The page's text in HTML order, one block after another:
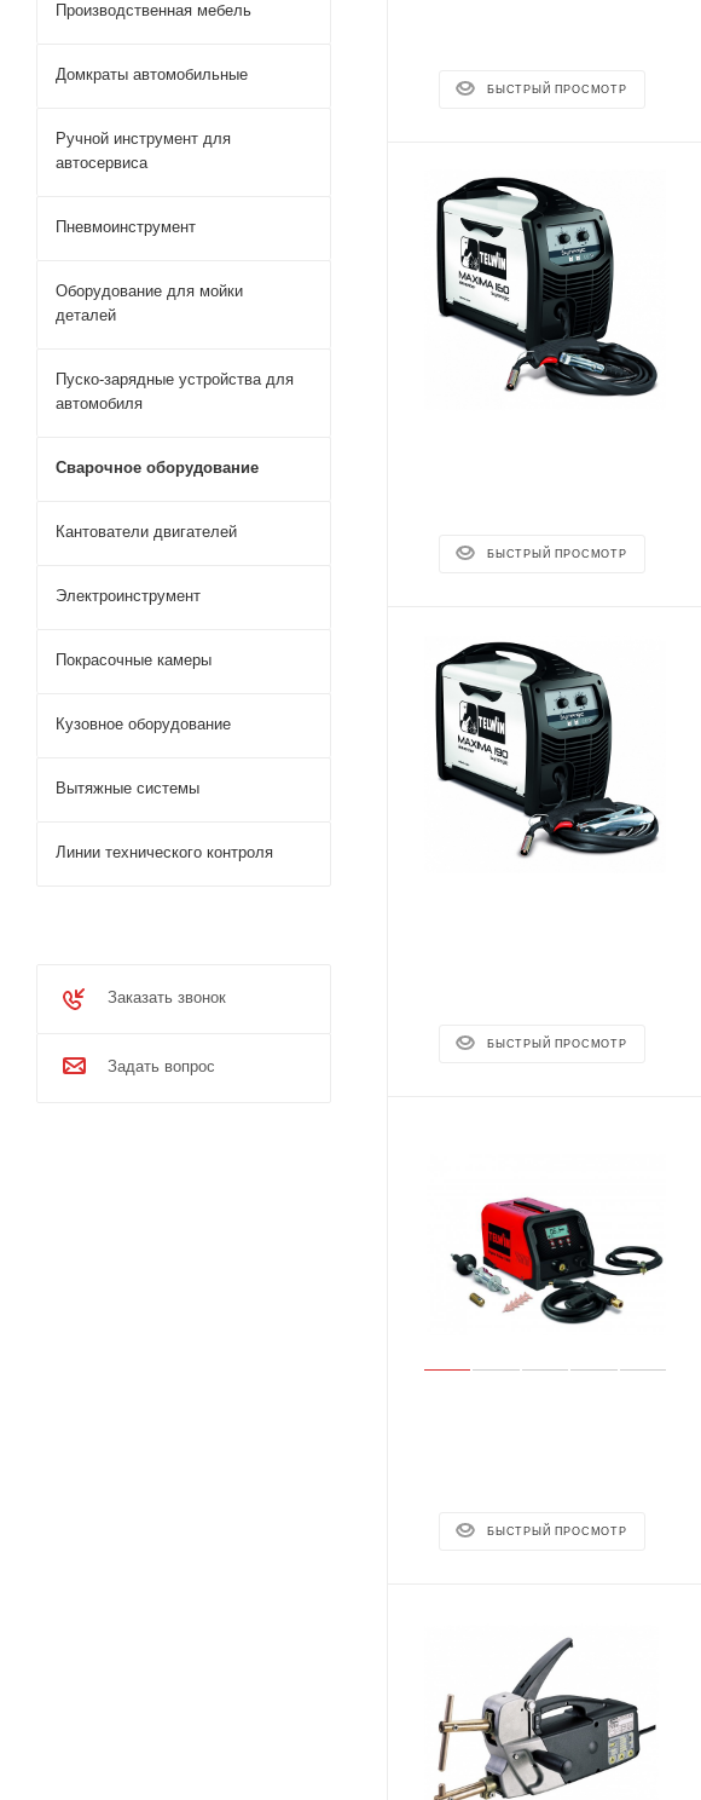
БЫСТРЫЙ ПРОСМОТР
БЫСТРЫЙ ПРОСМОТР
БЫСТРЫЙ ПРОСМОТР
БЫСТРЫЙ ПРОСМОТР
Производственная мебель
Домкраты автомобильные
Ручной инструмент для
автосервиса
Пневмоинструмент
Оборудование для мойки
деталей
Пуско-зарядные устройства для
автомобиля
Сварочное оборудование
Кантователи двигателей
Электроинструмент
Покрасочные камеры
Кузовное оборудование
Вытяжные системы
Линии технического контроля
Заказать звонок
Задать вопрос